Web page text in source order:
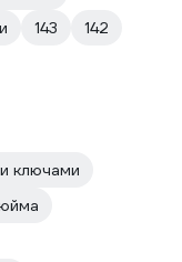
143
142
ключами